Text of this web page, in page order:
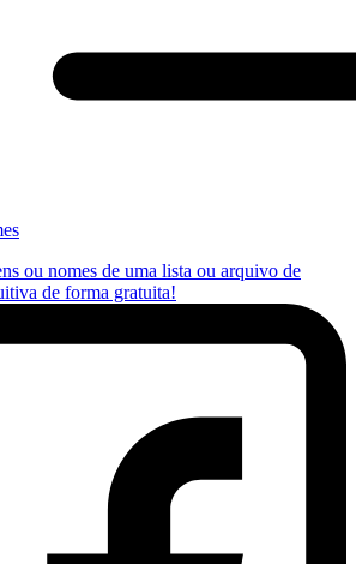
ou nomes de uma lista ou arquivo de
de forma gratuita!